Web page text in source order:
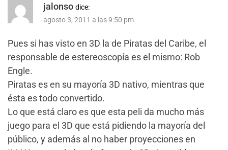
jalonso dice:
agosto 3, 2011 a las 9:50 pm
Pues si has visto en 3D la de Piratas del Caribe, el
responsable de estereoscopía es el mismo: Rob
Engle.
Piratas es en su mayoría 3D nativo, mientras que
ésta es todo convertido.
Lo que está claro es que esta peli da mucho más
juego para el 3D que está pidiendo la mayoría del
público, y además al no haber proyecciones en